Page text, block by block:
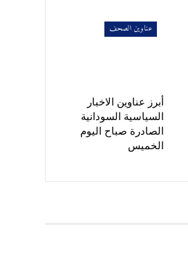
عناوين الصحف
أبرز عناوين الاخبار
السياسية السودانية
الصادرة صباح اليوم
الخميس